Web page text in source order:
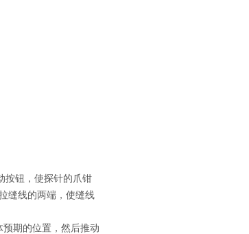
按钮，使探针的爪钳
缝线的两端，使缝线
期的位置，然后推动